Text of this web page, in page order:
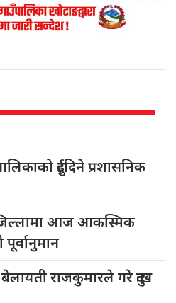
दुईदिने प्रशासनिक
आज आकस्मिक
बेलायती राजकुमारले गरे दुःख